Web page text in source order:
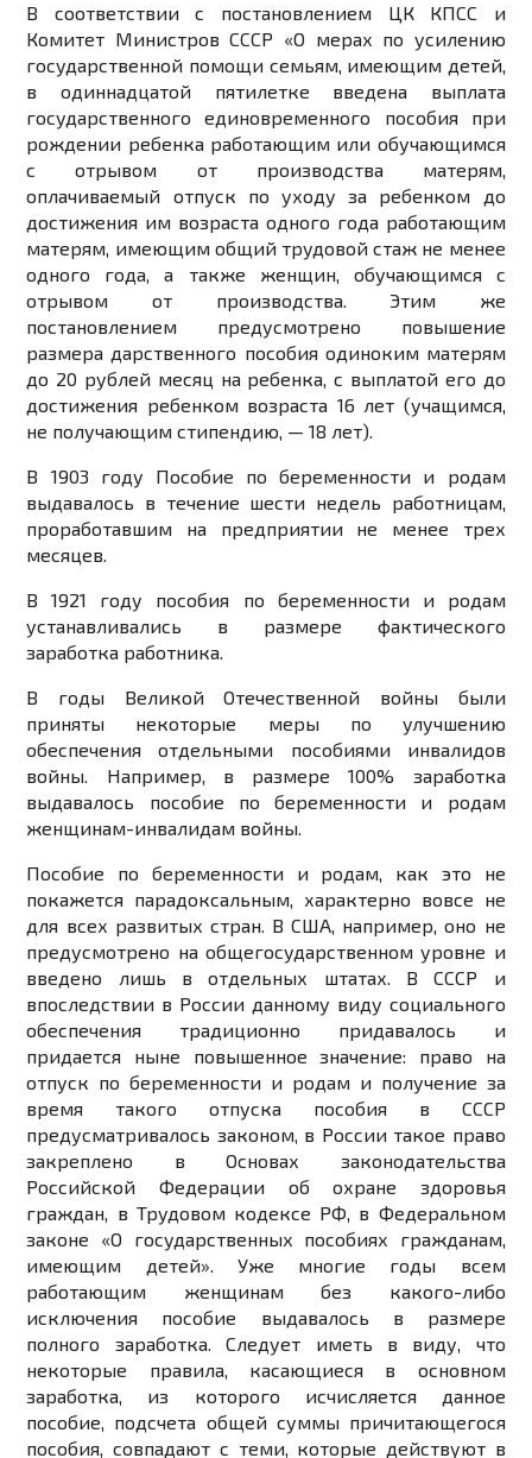
В соответствии с постановлением ЦК КПСС и
Комитет Министров СССР «О мерах по усилению
государственной помощи семьям, имеющим детей,
в одиннадцатой пятилетке введена выплата
государственного единовременного пособия при
рождении ребенка работающим или обучающимся
с отрывом от производства матерям,
оплачиваемый отпуск по уходу за ребенком до
достижения им возраста одного года работающим
матерям, имеющим общий трудовой стаж не менее
одного года, а также женщин, обучающимся с
отрывом от производства. Этим же
постановлением предусмотрено повышение
размера дарственного пособия одиноким матерям
до 20 рублей месяц на ребенка, с выплатой его до
достижения ребенком возраста 16 лет (учащимся,
не получающим стипендию, — 18 лет).
В 1903 году Пособие по беременности и родам
выдавалось в течение шести недель работницам,
проработавшим на предприятии не менее трех
месяцев.
В 1921 году пособия по беременности и родам
устанавливались в размере фактического
заработка работника.
В годы Великой Отечественной войны были
приняты некоторые меры по улучшению
обеспечения отдельными пособиями инвалидов
войны. Например, в размере 100% заработка
выдавалось пособие по беременности и родам
женщинам-инвалидам войны.
Пособие по беременности и родам, как это не
покажется парадоксальным, характерно вовсе не
для всех развитых стран. В США, например, оно не
предусмотрено на общегосударственном уровне и
введено лишь в отдельных штатах. В СССР и
впоследствии в России данному виду социального
обеспечения традиционно придавалось и
придается ныне повышенное значение: право на
отпуск по беременности и родам и получение за
время такого отпуска пособия в СССР
предусматривалось законом, в России такое право
закреплено в Основах законодательства
Российской Федерации об охране здоровья
граждан, в Трудовом кодексе РФ, в Федеральном
законе «О государственных пособиях гражданам,
имеющим детей». Уже многие годы всем
работающим женщинам без какого-либо
исключения пособие выдавалось в размере
полного заработка. Следует иметь в виду, что
некоторые правила, касающиеся в основном
заработка, из которого исчисляется данное
пособие, подсчета общей суммы причитающегося
пособия, совпадают с теми, которые действуют в